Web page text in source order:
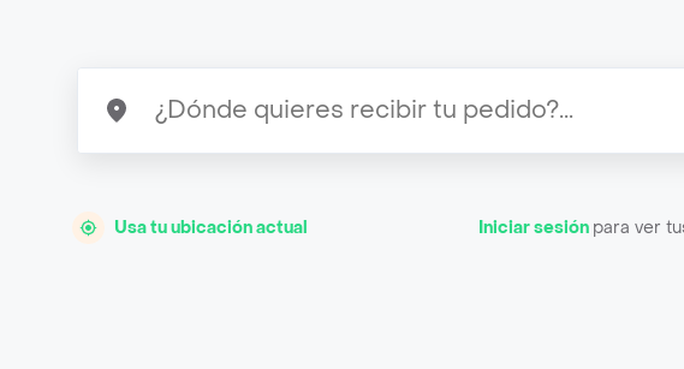
Usa tu ubicación actual Iniciar sesión para ver